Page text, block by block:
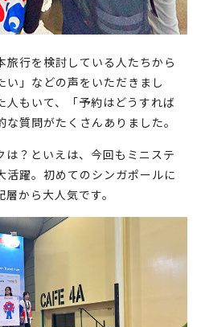
旅行を検討している人たちから
い」などの声をいただきまし
人もいて、「予約はどうすれば
質問がたくさんありました。
は？といえは、今回もミニステ
活躍。初めてのシンガポールに
から大人気です。